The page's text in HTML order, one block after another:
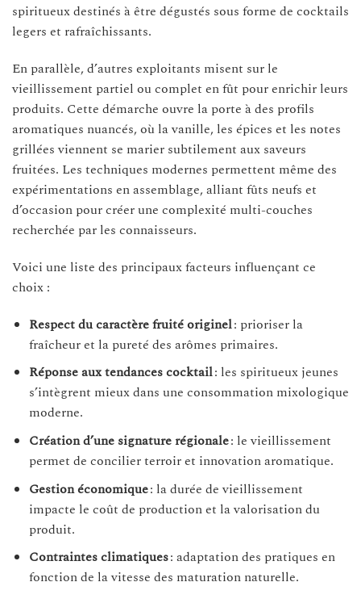
spiritueux destinés à être dégustés sous forme de cocktails
legers et rafraîchissants.
En parallèle, d’autres exploitants misent sur le
vieillissement partiel ou complet en fût pour enrichir leurs
produits. Cette démarche ouvre la porte à des profils
aromatiques nuancés, où la vanille, les épices et les notes
grillées viennent se marier subtilement aux saveurs
fruitées. Les techniques modernes permettent même des
expérimentations en assemblage, alliant fûts neufs et
d’occasion pour créer une complexité multi-couches
recherchée par les connaisseurs.
Voici une liste des principaux facteurs influençant ce
choix :
Respect du caractère fruité originel: prioriser la
fraîcheur et la pureté des arômes primaires.
Réponse aux tendances cocktail: les spiritueux jeunes
s’intègrent mieux dans une consommation mixologique
moderne.
Création d’une signature régionale: le vieillissement
permet de concilier terroir et innovation aromatique.
Gestion économique: la durée de vieillissement
impacte le coût de production et la valorisation du
produit.
Contraintes climatiques: adaptation des pratiques en
fonction de la vitesse des maturation naturelle.